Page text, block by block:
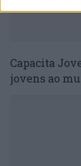
Capacita
jovens ao